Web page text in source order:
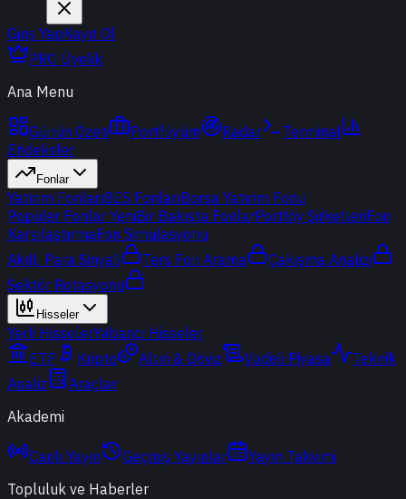
Giriş YapKayıt Ol
PRO Üyelik
Ana Menu
Günün Özeti Portföyüm Radar
Terminal
Endeksler
Fonlar
Yatırım FonlarıBES FonlarıBorsa Yatırım Fonu
Popüler Fonlar YeniBir Bakışta FonlarPortföy ŞirketleriFon
KarşılaştırmaFon Simülasyonu
Akıllı Para Sinyali
Ters Fon Arama
Çakışma Analizi
Sektör Rotasyonu
Hisseler
Yerli HisselerYabancı Hisseler
ETF
Kripto Altın & Döviz Vadeli Piyasa
Teknik
Analiz
Araçlar
Akademi
Canlı Yayın Geçmiş Yayınlar
Yayın Takvimi
Topluluk ve Haberler